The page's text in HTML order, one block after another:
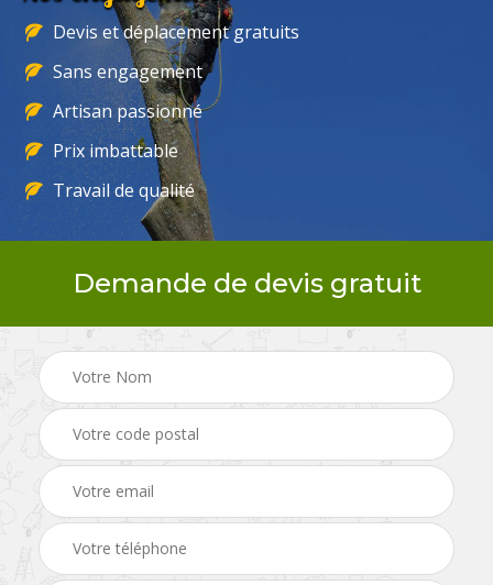
Devis et déplacement gratuits
Sans engagement
Artisan passionné
Prix imbattable
Travail de qualité
Demande de devis gratuit